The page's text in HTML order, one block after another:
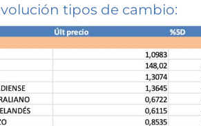
tipos de cambio: